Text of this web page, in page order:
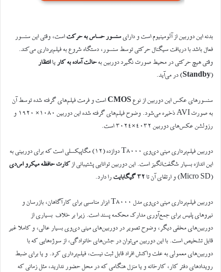
بدنه این دوربین از آلومینیوم است و دارایسنسور حساس به حرکتاست، وقتی این سنسور
فعال باشد با دریافت سیگنال حرکتی توسط سنسور، دستگاه شروع به فیلم‌برداری می‌کند.
وقتی هیچ حرکتی در محیط صورت نگیرد دوربین بهحالت آماده به کار یاانتظار
(
Standby) در می‌آید.
سنسورهای عکس این دوربین از نوعCMOSاست و فرمت فیلم‌های گرفته شده توسط آن
به صورت AVI ذخیره می‌شود. وضوح فیلم‌های گرفته شده این دوربین ۱۰۸۰× ۱۹۲۰ و
رزولشن عکس‌های دوربین ۴۰۳۲×۳۰۲۴ است.
دوربین فیلم‌برداری مینی دی‌وی T8000 دوازده (۱۲) مگاپیکسلی است که برای دوربینی به
این اندازه بسیار شگفت‌انگیز است. این دوربین توانایی پشتیبانی از کارت حافظه میکرو اس‌دی
(Micro SD) و ارتقای آن تا
۳۲ گیگابایت را دارد.
دوربین فیلم‌برداری مینی دی‌وی مدل T8000 ابزار مناسبی برای کارآگاهان، بازرسان و
نیروهای پلیس برای جمع‌آوری مدارک محکمه پسند است. زیرا بر خلاف بسیاری از
دوربین‌های مخفی دیگر، وضوح تصویر در دوربین‌های مینی دی‌وی بسیار عالی، و کاملا غیر
قابل تشخیص است. با این دوربین می‌توان در جشن‌های خانوادگی، از سوژه‌هایی که با
دوربین‌های معمولی به علت واکنش افراد قابل ثبت نیست، فیلم‌برداری کرد. و یا برای ضبط
رویدادهای دفتر کار، کارخانه و یا منزل هنگامی که در محل حضور ندارید، مثل زمانی که